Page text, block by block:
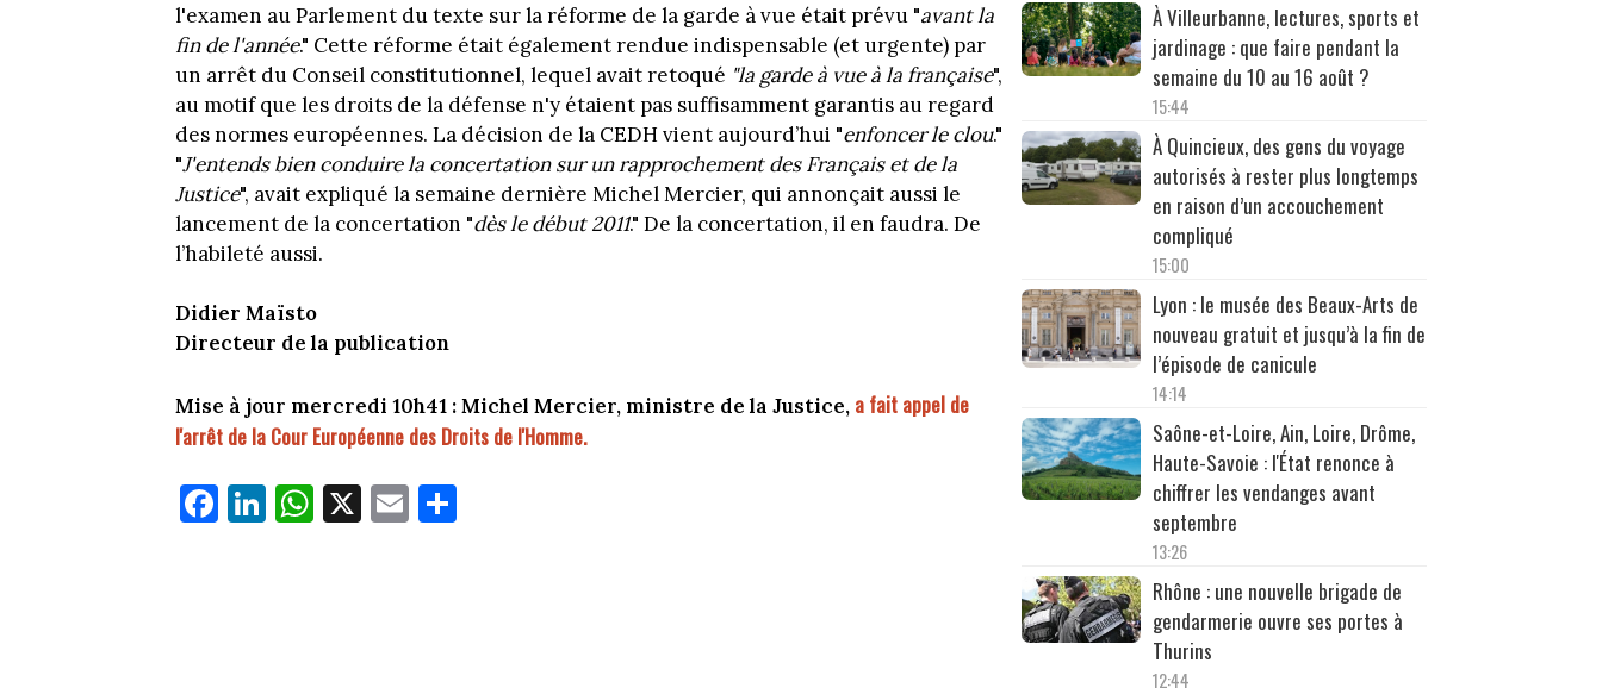
l'examen au Parlement du texte sur la réforme de la garde à vue était prévu "avant la
fin de l'année." Cette réforme était également rendue indispensable (et urgente) par
un arrêt du Conseil constitutionnel, lequel avait retoqué "la garde à vue à la française",
au motif que les droits de la défense n'y étaient pas suffisamment garantis au regard
des normes européennes. La décision de la CEDH vient aujourd’hui "enfoncer le clou."
"J'entends bien conduire la concertation sur un rapprochement des Français et de la
Justice", avait expliqué la semaine dernière Michel Mercier, qui annonçait aussi le
lancement de la concertation "dès le début 2011." De la concertation, il en faudra. De
l’habileté aussi.
Didier Maïsto
Directeur de la publication
Mise à jour mercredi 10h41 : Michel Mercier, ministre de la Justice, a fait appel de
l'arrêt de la Cour Européenne des Droits de l'Homme.
Fa
ce
Li
nk
W
ha
X E
m
À Villeurbanne, lectures, sports et
jardinage : que faire pendant la
semaine du 10 au 16 août ?
15:44
À Quincieux, des gens du voyage
autorisés à rester plus longtemps
en raison d’un accouchement
compliqué
15:00
Lyon : le musée des Beaux-Arts de
nouveau gratuit et jusqu’à la fin de
l’épisode de canicule
14:14
Saône-et-Loire, Ain, Loire, Drôme,
Haute-Savoie : l'État renonce à
chiffrer les vendanges avant
septembre
13:26
Rhône : une nouvelle brigade de
gendarmerie ouvre ses portes à
Thurins
12:44